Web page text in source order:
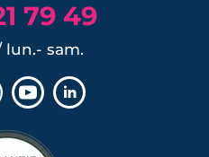
79 49
lun.- sam.